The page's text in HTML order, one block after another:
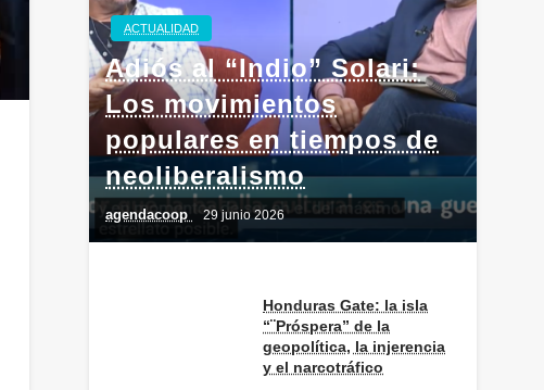
ACTUALIDAD
Adiós al “Indio” Solari:
Los movimientos
populares en tiempos de
neoliberalismo
agendacoop 29 junio 2026
Honduras Gate: la isla
“¨Próspera” de la
geopolítica, la injerencia
y el narcotráfico